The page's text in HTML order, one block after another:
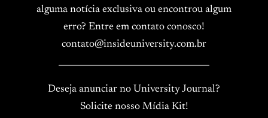
alguma notícia exclusiva ou encontrou algum
erro? Entre em contato conosco!
contato@insideuniversity.com.br
Deseja anunciar no University Journal?
Solicite nosso Mídia Kit!